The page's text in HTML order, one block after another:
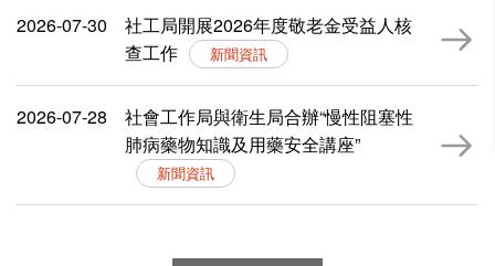
2026-07-30
社工局開展2026年度敬老金受益人核
查工作
新聞資訊
2026-07-28
社會工作局與衛生局合辦“慢性阻塞性
肺病藥物知識及用藥安全講座”
新聞資訊